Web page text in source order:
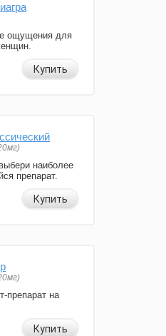
ощущения для
Купить
наиболее
препарат.
Купить
препарат на
Купить